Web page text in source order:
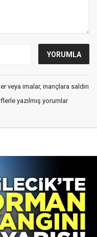
veya imalar, inançlara saldırı
yazılmış yorumlar